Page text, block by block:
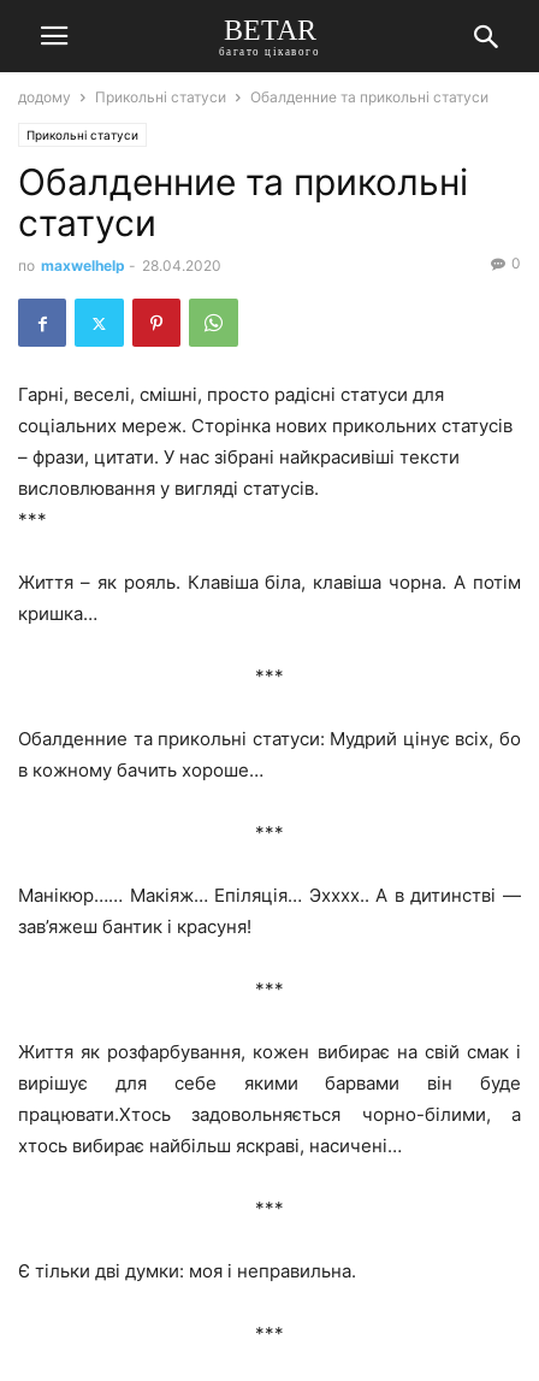
BETAR
багато цікавого
додому Прикольні статуси Обалденние та прикольні статуси
Прикольні статуси
Обалденние та прикольні
статуси
по maxwelhelp - 28.04.2020 0
Гарні, веселі, смішні, просто радісні статуси для
соціальних мереж. Сторінка нових прикольних статусів
– фрази, цитати. У нас зібрані найкрасивіші тексти
висловлювання у вигляді статусів.
***
Життя – як рояль. Клавіша біла, клавіша чорна. А потім
кришка…
***
Обалденние та прикольні статуси: Мудрий цінує всіх, бо
в кожному бачить хороше…
***
Манікюр…… Макіяж… Епіляція… Эхххх.. А в дитинстві —
зав’яжеш бантик і красуня!
***
Життя як розфарбування, кожен вибирає на свій смак і
вирішує для себе якими барвами він буде
працювати.Хтось задовольняється чорно-білими, а
хтось вибирає найбільш яскраві, насичені…
***
Є тільки дві думки: моя і неправильна.
***